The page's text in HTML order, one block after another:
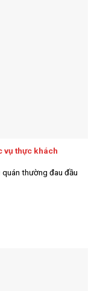
vụ thực khách
quán thường đau đầu